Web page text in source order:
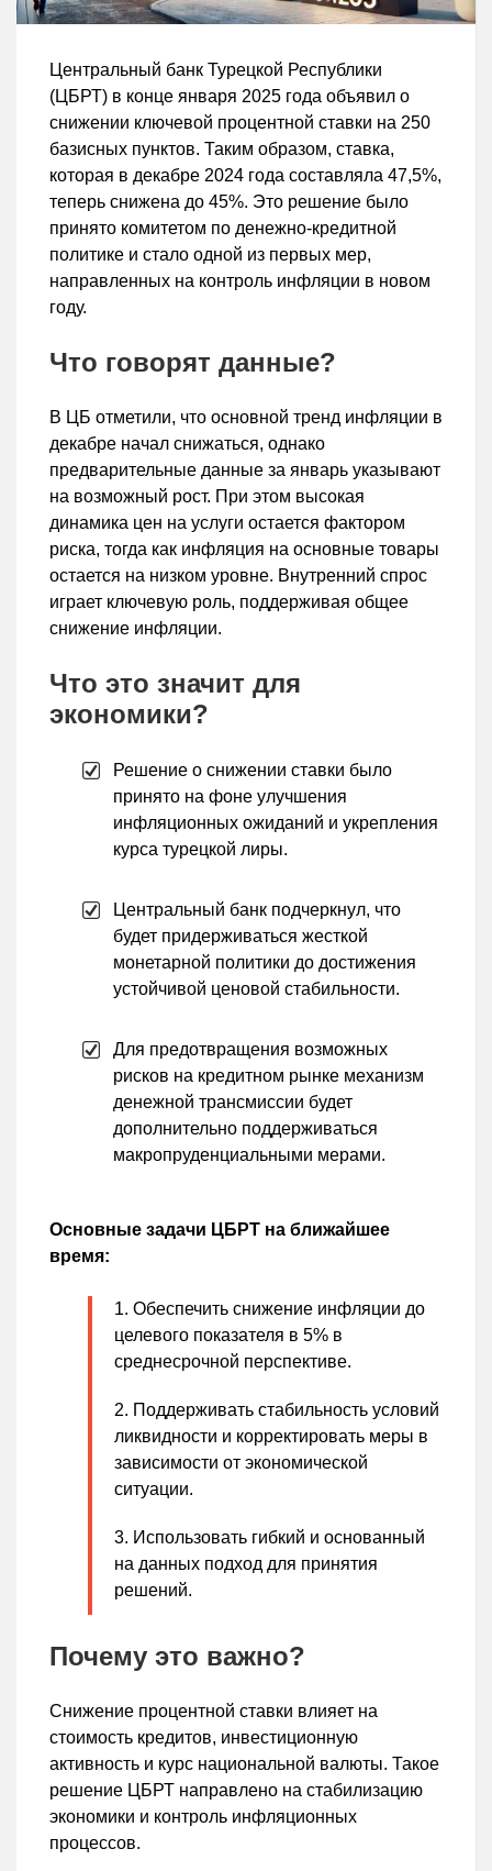
Центральный банк Турецкой Республики
(ЦБРТ) в конце января 2025 года объявил о
снижении ключевой процентной ставки на 250
базисных пунктов. Таким образом, ставка,
которая в декабре 2024 года составляла 47,5%,
теперь снижена до 45%. Это решение было
принято комитетом по денежно-кредитной
политике и стало одной из первых мер,
направленных на контроль инфляции в новом
году.
Что говорят данные?
В ЦБ отметили, что основной тренд инфляции в
декабре начал снижаться, однако
предварительные данные за январь указывают
на возможный рост. При этом высокая
динамика цен на услуги остается фактором
риска, тогда как инфляция на основные товары
остается на низком уровне. Внутренний спрос
играет ключевую роль, поддерживая общее
снижение инфляции.
Что это значит для
экономики?
Решение о снижении ставки было
принято на фоне улучшения
инфляционных ожиданий и укрепления
курса турецкой лиры.
Центральный банк подчеркнул, что
будет придерживаться жесткой
монетарной политики до достижения
устойчивой ценовой стабильности.
Для предотвращения возможных
рисков на кредитном рынке механизм
денежной трансмиссии будет
дополнительно поддерживаться
макропруденциальными мерами.
Основные задачи ЦБРТ на ближайшее
время:
Обеспечить снижение инфляции до
целевого показателя в 5% в
среднесрочной перспективе.
Поддерживать стабильность условий
ликвидности и корректировать меры в
зависимости от экономической
ситуации.
Использовать гибкий и основанный
на данных подход для принятия
решений.
Почему это важно?
Снижение процентной ставки влияет на
стоимость кредитов, инвестиционную
активность и курс национальной валюты. Такое
решение ЦБРТ направлено на стабилизацию
экономики и контроль инфляционных
процессов.